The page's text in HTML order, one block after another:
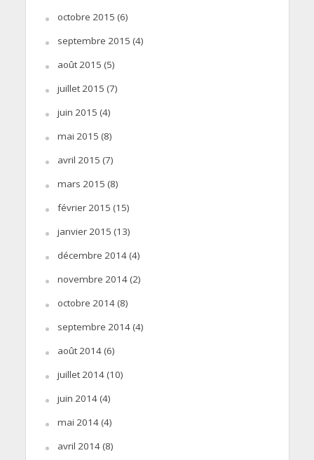
octobre 2015 (6)
septembre 2015 (4)
août 2015 (5)
juillet 2015 (7)
juin 2015 (4)
mai 2015 (8)
avril 2015 (7)
mars 2015 (8)
février 2015 (15)
janvier 2015 (13)
décembre 2014(4)
novembre 2014(2)
octobre 2014(8)
septembre 2014(4)
août 2014(6)
juillet 2014(10)
juin 2014(4)
mai 2014(4)
avril 2014(8)